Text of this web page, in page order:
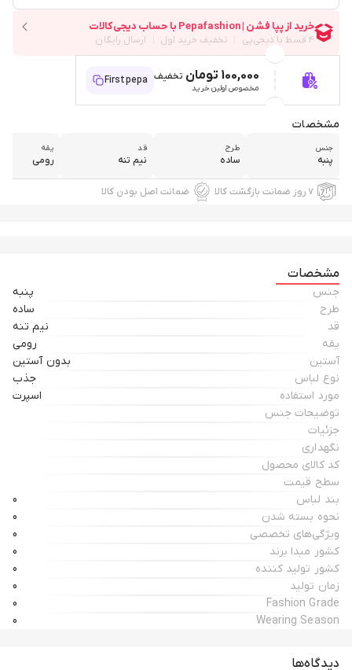
100,000 تومان تخفیف
مخصوص اولین خرید
Firstpepa
مشخصات
جنس
پنبه
طرح
ساده
قد
نیم تنه
یقه
رومی
۷ روز ضمانت بازگشت کالا ضمانت اصل بودن کالا
مشخصات
جنس
پنبه
طرح
ساده
قد
نیم تنه
یقه
رومی
آستین
بدون آستین
نوع لباس
جذب
مورد استفاده
اسپرت
توضیحات جنس
جزئیات
نگهداری
کد کالای محصول
سطح قیمت
بند لباس
0
نحوه بسته شدن
0
ویژگی‌های تخصصی
0
کشور مبدا برند
0
کشور تولید کننده
0
زمان تولید
0
Fashion Grade
0
Wearing Season
0
دیدگاه‌ها